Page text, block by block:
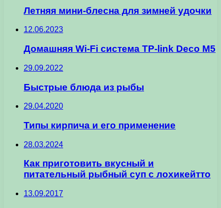
Летняя мини-блесна для зимней удочки
12.06.2023
Домашняя Wi-Fi система TP-link Deco M5
29.09.2022
Быстрые блюда из рыбы
29.04.2020
Типы кирпича и его применение
28.03.2024
Как приготовить вкусный и
питательный рыбный суп с лохикейтто
13.09.2017